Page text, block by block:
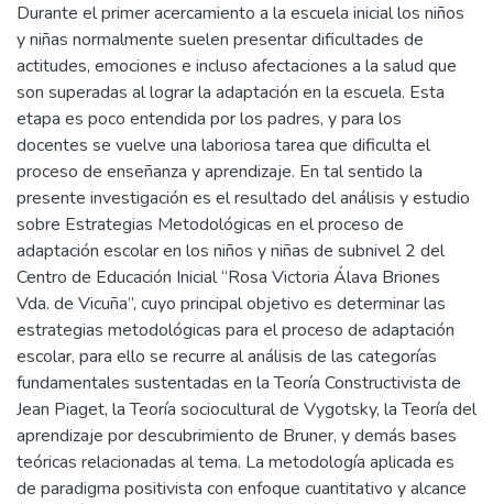
Durante el primer acercamiento a la escuela inicial los niños
y niñas normalmente suelen presentar dificultades de
actitudes, emociones e incluso afectaciones a la salud que
son superadas al lograr la adaptación en la escuela. Esta
etapa es poco entendida por los padres, y para los
docentes se vuelve una laboriosa tarea que dificulta el
proceso de enseñanza y aprendizaje. En tal sentido la
presente investigación es el resultado del análisis y estudio
sobre Estrategias Metodológicas en el proceso de
adaptación escolar en los niños y niñas de subnivel 2 del
Centro de Educación Inicial “Rosa Victoria Álava Briones
Vda. de Vicuña”, cuyo principal objetivo es determinar las
estrategias metodológicas para el proceso de adaptación
escolar, para ello se recurre al análisis de las categorías
fundamentales sustentadas en la Teoría Constructivista de
Jean Piaget, la Teoría sociocultural de Vygotsky, la Teoría del
aprendizaje por descubrimiento de Bruner, y demás bases
teóricas relacionadas al tema. La metodología aplicada es
de paradigma positivista con enfoque cuantitativo y alcance